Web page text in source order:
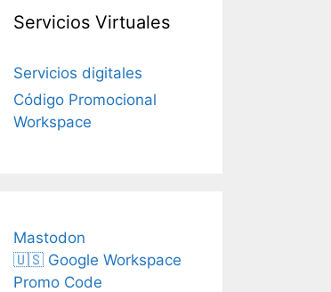
Servicios Virtuales
Servicios digitales
Código Promocional
Workspace
Mastodon
🇺🇸 Google Workspace
Promo Code